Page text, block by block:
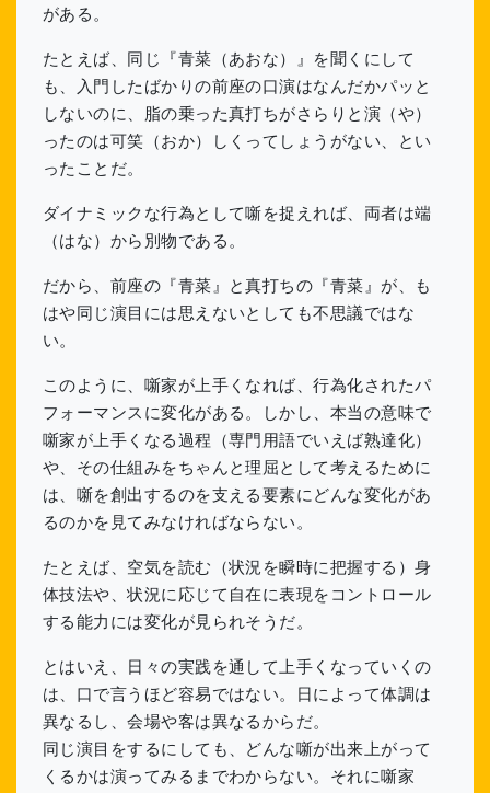
がある。
たとえば、同じ『青菜（あおな）』を聞くにして
も、入門したばかりの前座の口演はなんだかパッと
しないのに、脂の乗った真打ちがさらりと演（や）
ったのは可笑（おか）しくってしょうがない、とい
ったことだ。
ダイナミックな行為として噺を捉えれば、両者は端
（はな）から別物である。
だから、前座の『青菜』と真打ちの『青菜』が、も
はや同じ演目には思えないとしても不思議ではな
い。
このように、噺家が上手くなれば、行為化されたパ
フォーマンスに変化がある。しかし、本当の意味で
噺家が上手くなる過程（専門用語でいえば熟達化）
や、その仕組みをちゃんと理屈として考えるために
は、噺を創出するのを支える要素にどんな変化があ
るのかを見てみなければならない。
たとえば、空気を読む（状況を瞬時に把握する）身
体技法や、状況に応じて自在に表現をコントロール
する能力には変化が見られそうだ。
とはいえ、日々の実践を通して上手くなっていくの
は、口で言うほど容易ではない。日によって体調は
異なるし、会場や客は異なるからだ。
同じ演目をするにしても、どんな噺が出来上がって
くるかは演ってみるまでわからない。それに噺家